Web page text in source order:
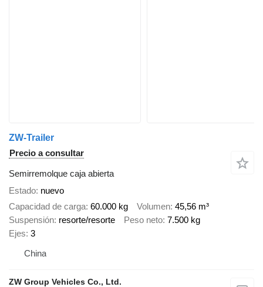
ZW-Trailer
Precio a consultar
Semirremolque caja abierta
Estado nuevo
Capacidad de carga 60.000 kg Volumen 45,56 m³
Suspensión resorte/resorte Peso neto 7.500 kg
Ejes 3
China
ZW Group Vehicles Co., Ltd.